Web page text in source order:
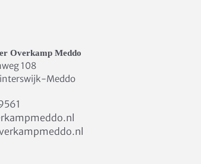
Overkamp Meddo
108
Meddo